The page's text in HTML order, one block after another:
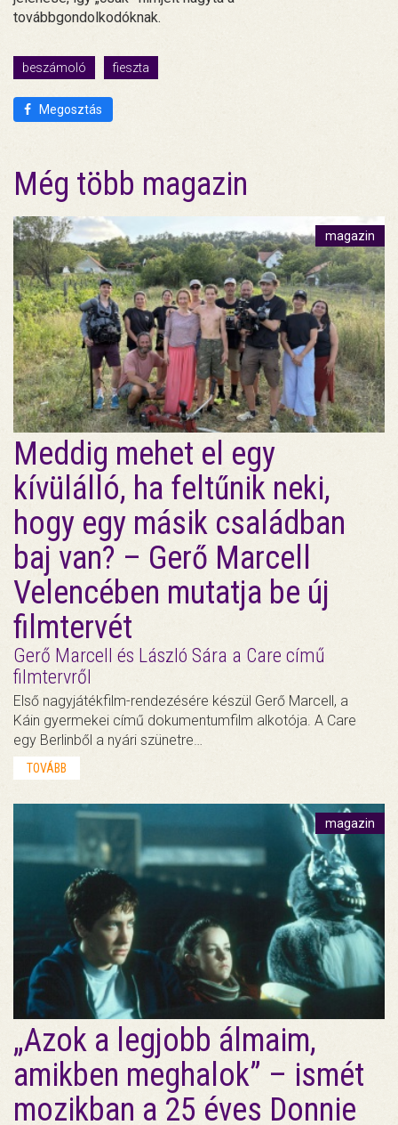
továbbgondolkodóknak.
beszámoló fieszta
Megosztás
Még több magazin
magazin
Meddig mehet el egy
kívülálló, ha feltűnik neki,
hogy egy másik családban
baj van? – Gerő Marcell
Velencében mutatja be új
filmtervét
Gerő Marcell és László Sára a Care című
filmtervről
Első nagyjátékfilm-rendezésére készül Gerő Marcell, a
Káin gyermekei című dokumentumfilm alkotója. A Care
egy Berlinből a nyári szünetre…
TOVÁBB
magazin
„Azok a legjobb álmaim,
amikben meghalok” – ismét
mozikban a 25 éves Donnie